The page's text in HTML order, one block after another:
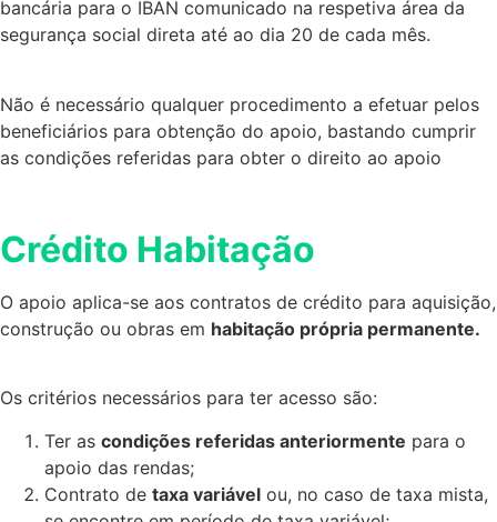
bancária para o IBAN comunicado na respetiva área da
segurança social direta até ao dia 20 de cada mês.
Não é necessário qualquer procedimento a efetuar pelos
beneficiários para obtenção do apoio, bastando cumprir
as condições referidas para obter o direito ao apoio
Crédito Habitação
O apoio aplica-se aos contratos de crédito para aquisição,
construção ou obras em habitação própria permanente.
Os critérios necessários para ter acesso são:
Ter as condições referidas anteriormente para o
apoio das rendas;
Contrato de taxa variável ou, no caso de taxa mista,